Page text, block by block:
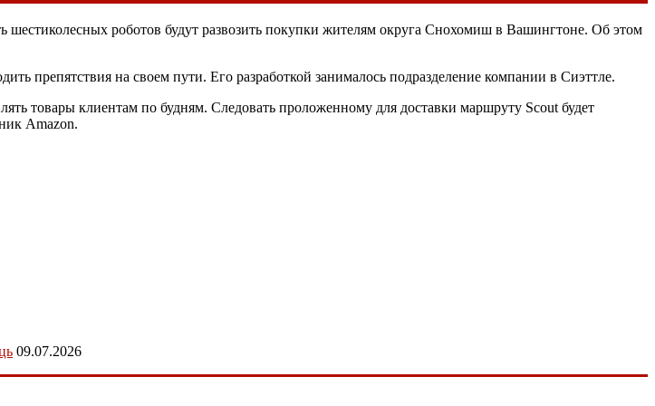
шестиколесных роботов будут развозить покупки жителям округа Снохомиш в Вашингтоне. Об этом
препятствия на своем пути. Его разработкой занималось подразделение компании в Сиэттле.
товары клиентам по будням. Следовать проложенному для доставки маршруту Scout будет
Amazon.
09.07.2026